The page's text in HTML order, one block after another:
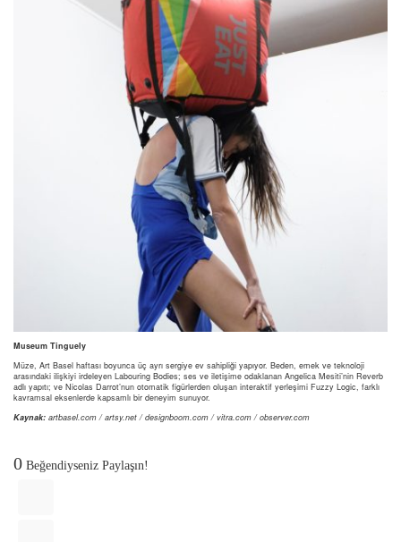
Museum Tinguely
Müze, Art Basel haftası boyunca üç ayrı sergiye ev sahipliği yapıyor. Beden, emek ve teknoloji
arasındaki ilişkiyi irdeleyen Labouring Bodies; ses ve iletişime odaklanan Angelica Mesiti’nin Reverb
adlı yapıtı; ve Nicolas Darrot’nun otomatik figürlerden oluşan interaktif yerleşimi Fuzzy Logic, farklı
kavramsal eksenlerde kapsamlı bir deneyim sunuyor.
Kaynak: artbasel.com / artsy.net / designboom.com / vitra.com / observer.com
0 Beğendiyseniz Paylaşın!